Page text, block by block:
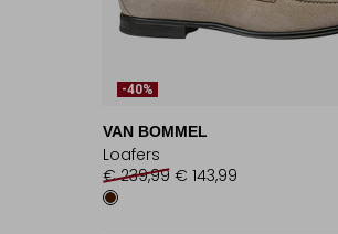
-40%
VAN BOMMEL
Loafers
€ 239,99 € 143,99